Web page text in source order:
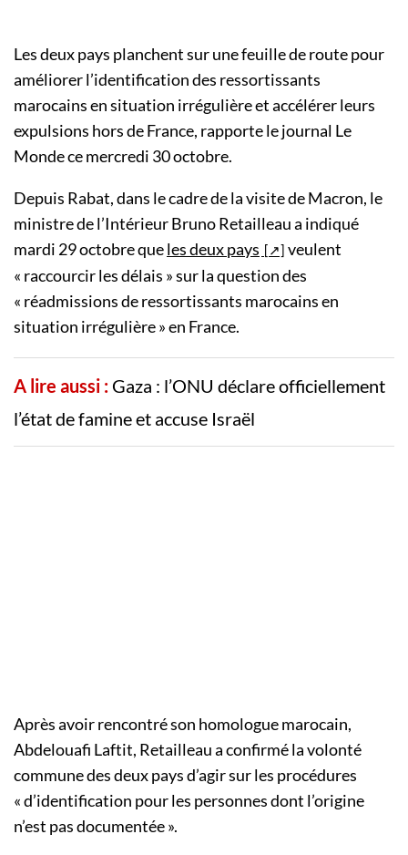
Les deux pays planchent sur une feuille de route pour
améliorer l’identification des ressortissants
marocains en situation irrégulière et accélérer leurs
expulsions hors de France, rapporte le journal Le
Monde ce mercredi 30 octobre.
Depuis Rabat, dans le cadre de la visite de Macron, le
ministre de l’Intérieur Bruno Retailleau a indiqué
mardi 29 octobre queles deux pays
veulent
« raccourcir les délais » sur la question des
« réadmissions de ressortissants marocains en
situation irrégulière» en France.
A lire aussi : Gaza : l’ONU déclare officiellement
l’état de famine et accuse Israël
Après avoir rencontré son homologue marocain,
Abdelouafi Laftit, Retailleau a confirmé la volonté
commune des deux pays d’agir sur les procédures
«d’identification pour les personnes dont l’origine
n’est pas documentée».